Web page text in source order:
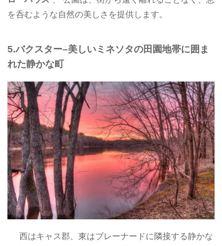
を呑むような自然の美しさを提供します。
5.バクスター–美しいミネソタの田園地帯に囲ま
れた静かな町
西はキャス郡、東はブレーナードに隣接する静かな